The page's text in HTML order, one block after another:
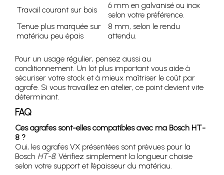
Travail courant sur bois
6 mm en galvanisé ou inox
selon votre préférence.
Tenue plus marquée sur
matériau peu épais
8 mm, selon le rendu
attendu.
Pour un usage régulier, pensez aussi au
conditionnement. Un lot plus important vous aide à
sécuriser votre stock et à mieux maîtriser le coût par
agrafe. Si vous travaillez en atelier, ce point devient vite
déterminant.
FAQ
Ces agrafes sont-elles compatibles avec ma Bosch HT-
8 ?
Oui, les agrafes VX présentées sont prévues pour la
Bosch HT-8. Vérifiez simplement la longueur choisie
selon votre support et l’épaisseur du matériau.